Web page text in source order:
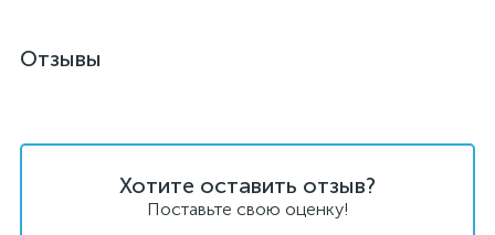
Отзывы
Хотите оставить отзыв?
Поставьте свою оценку!